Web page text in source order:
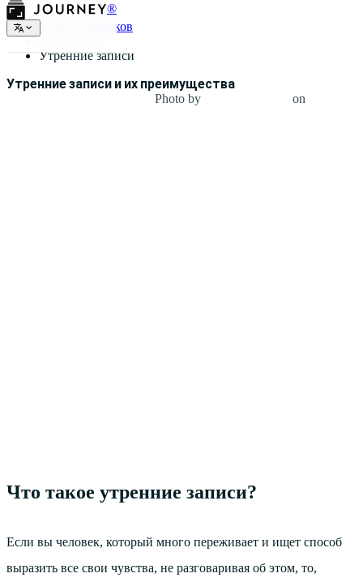
®
Типы дневников
Утренние записи
Утренние записи и их преимущества
Photo by on
Что такое утренние записи?
Если вы человек, который много переживает и ищет способ
выразить все свои чувства, не разговаривая об этом, то,